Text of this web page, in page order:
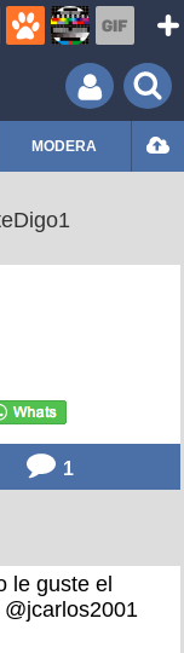
MODERA
1
le guste el